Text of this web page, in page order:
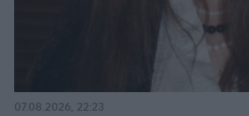
07.08.2026, 22:23